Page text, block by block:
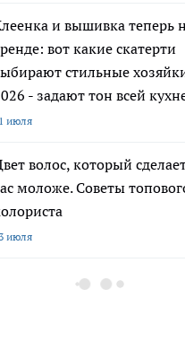
и вышивка теперь
вот какие скатерти
стильные
- задают тон всей
июля
волос, который
моложе. Советы
июля
Добавляю 2 капли в